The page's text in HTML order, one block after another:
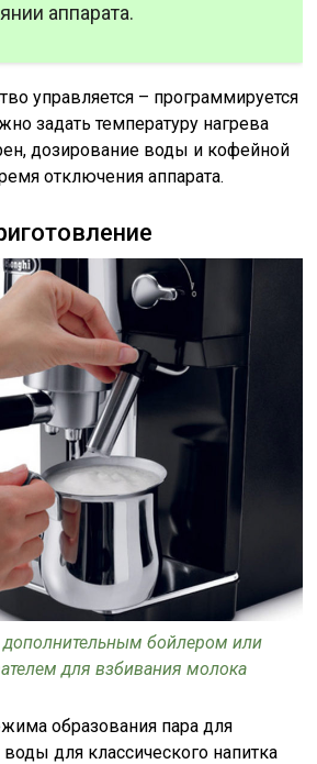
аппарата.
управляется – программируется
задать температуру нагрева
дозирование воды и кофейной
отключения аппарата.
бойлером или
для взбивания молока
образования пара для
для классического напитка